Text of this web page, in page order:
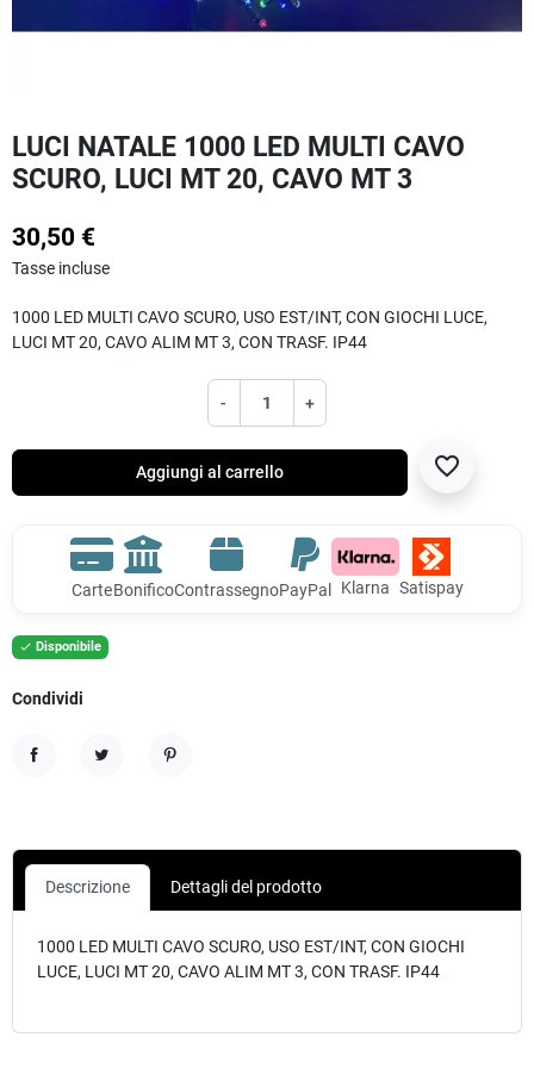
LUCI NATALE 1000 LED MULTI CAVO
SCURO, LUCI MT 20, CAVO MT 3
30,50 €
Tasse incluse
1000 LED MULTI CAVO SCURO, USO EST/INT, CON GIOCHI LUCE,
LUCI MT 20, CAVO ALIM MT 3, CON TRASF. IP44
- +
Aggiungi al carrello favorite_border
CarteBonificoContrassegnoPayPal Klarna Satispay
 Disponibile
Condividi
Descrizione Dettagli del prodotto
1000 LED MULTI CAVO SCURO, USO EST/INT, CON GIOCHI
LUCE, LUCI MT 20, CAVO ALIM MT 3, CON TRASF. IP44